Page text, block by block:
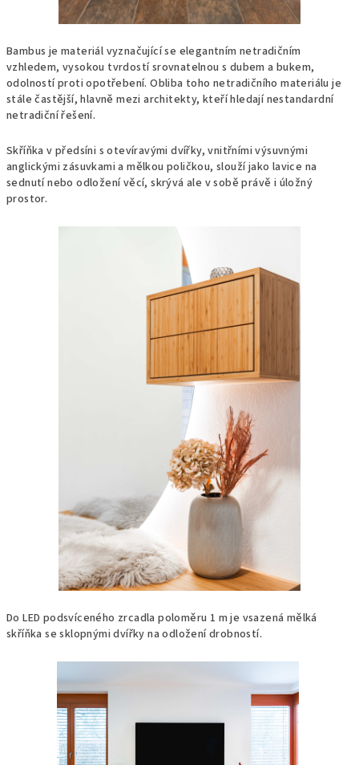
Bambus je materiál vyznačující se elegantním netradičním
vzhledem, vysokou tvrdostí srovnatelnou s dubem a bukem,
odolností proti opotřebení. Obliba toho netradičního materiálu je
stále častější, hlavně mezi architekty, kteří hledají nestandardní
netradiční řešení.
Skříňka v předsíni s otevíravými dvířky, vnitřními výsuvnými
anglickými zásuvkami a mělkou poličkou, slouží jako lavice na
sednutí nebo odložení věcí, skrývá ale v sobě právě i úložný
prostor.
Do LED podsvíceného zrcadla poloměru 1 m je vsazená mělká
skříňka se sklopnými dvířky na odložení drobností.